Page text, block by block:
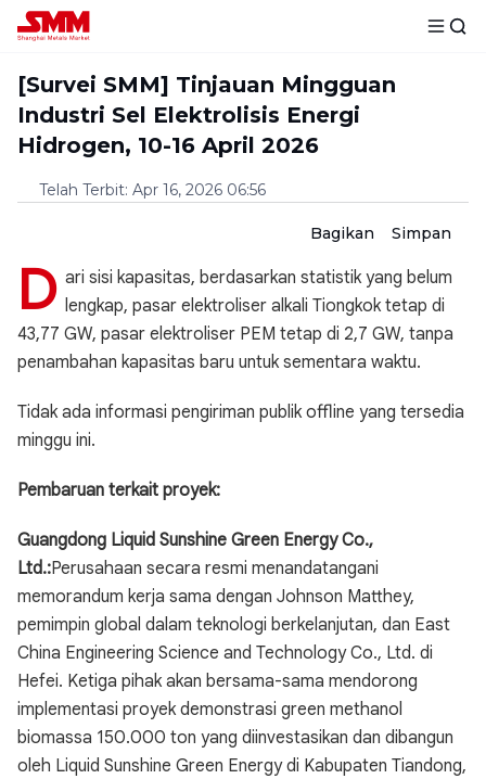
[Survei SMM] Tinjauan Mingguan
Industri Sel Elektrolisis Energi
Hidrogen, 10-16 April 2026
Telah Terbit: Apr 16, 2026 06:56
Bagikan Simpan
D ari sisi kapasitas, berdasarkan statistik yang belum
lengkap, pasar elektroliser alkali Tiongkok tetap di
43,77 GW, pasar elektroliser PEM tetap di 2,7 GW, tanpa
penambahan kapasitas baru untuk sementara waktu.
Tidak ada informasi pengiriman publik offline yang tersedia
minggu ini.
Pembaruan terkait proyek:
Guangdong Liquid Sunshine Green Energy Co.,
Ltd.:Perusahaan secara resmi menandatangani
memorandum kerja sama dengan Johnson Matthey,
pemimpin global dalam teknologi berkelanjutan, dan East
China Engineering Science and Technology Co., Ltd. di
Hefei. Ketiga pihak akan bersama-sama mendorong
implementasi proyek demonstrasi green methanol
biomassa 150.000 ton yang diinvestasikan dan dibangun
oleh Liquid Sunshine Green Energy di Kabupaten Tiandong,